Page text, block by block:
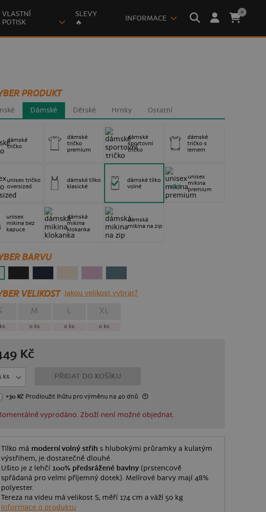
VLASTNÍ
POTISK
SLEVY
🔥
INFORMACE
0
PRODUKT
Dámské Dětské Hrnky Ostatní
dámské
tričko
dámské
tričko
premium
dámské
sportovní
tričko
dámské
tričko s
lemem
unisex tričko
oversized
dámské tílko
klasické
dámské tílko
volné
unisex
mikina
premium
nové
unisex
mikina bez
kapuce
dámská
mikina
klokanka
dámská
mikina na zip
BARVU
VELIKOST Jakou velikost vybrat?
ks
M
0 ks
L
0 ks
XL
0 ks
Kč
PŘIDAT DO KOŠÍKU
+30 Kč Prodloužit lhůtu pro výměnu na 40 dnů
vyprodáno. Zboží není možné objednat.
Tílko má moderní volný střih s hlubokými průramky a kulatým
výstřihem, je dostatečně dlouhé.
Ušito je z lehčí 100% předsrážené bavlny (prstencově
spřádaná pro velmi příjemný dotek). Melírové barvy mají 48%
polyester.
Tereza na videu má velikost S, měří 174 cm a váží 50 kg
Informace o produktu